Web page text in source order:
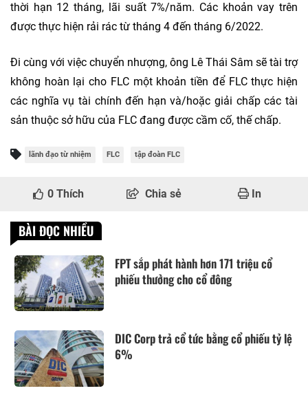
thời hạn 12 tháng, lãi suất 7%/năm. Các khoản vay trên
được thực hiện rải rác từ tháng 4 đến tháng 6/2022.
Đi cùng với việc chuyển nhượng, ông Lê Thái Sâm sẽ tài trợ
không hoàn lại cho FLC một khoản tiền để FLC thực hiện
các nghĩa vụ tài chính đến hạn và/hoặc giải chấp các tài
sản thuộc sở hữu của FLC đang được cầm cố, thế chấp.
lãnh đạo từ nhiệm FLC tập đoàn FLC
0 Thích Chia sẻ In
BÀI ĐỌC NHIỀU
FPT sắp phát hành hơn 171 triệu cổ
phiếu thưởng cho cổ đông
DIC Corp trả cổ tức bằng cổ phiếu tỷ lệ
6%